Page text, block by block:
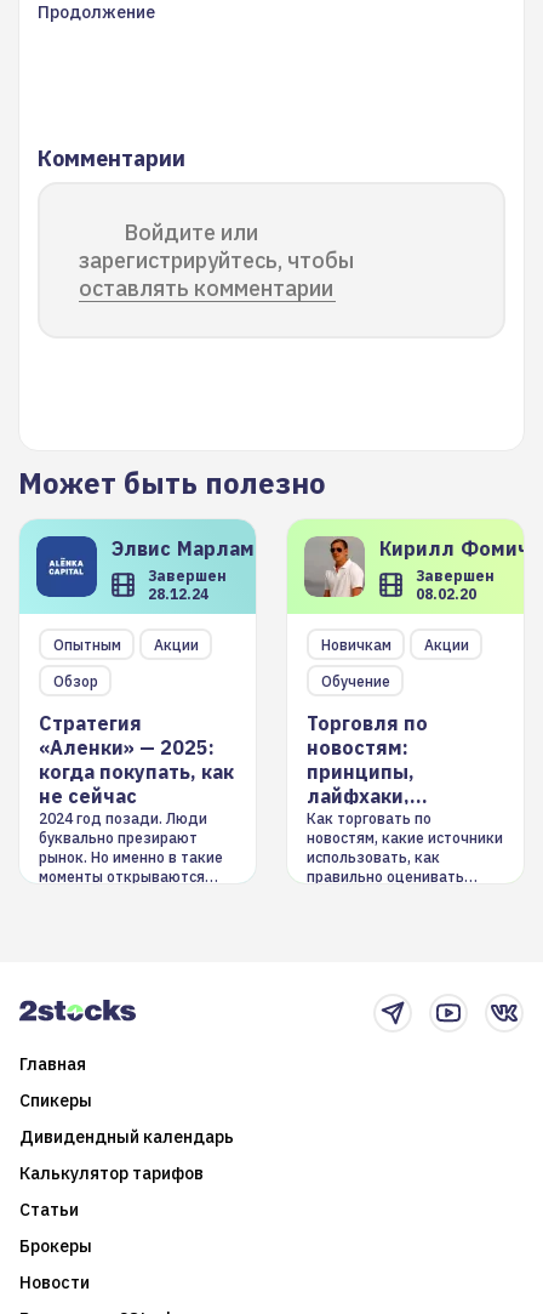
Продолжение
Комментарии
Войдите или
зарегистрируйтесь, чтобы
оставлять комментарии
Может быть полезно
Элвис Марламов
Завершен
28.12.24
Опытным
Акции
Обзор
Стратегия
«Аленки» — 2025:
когда покупать, как
не сейчас
2024 год позади. Люди
буквально презирают
рынок. Но именно в такие
моменты открываются
Кирилл
Завершен
08.02.20
Новичкам
Акции
Обучение
Торговля по
новостям:
принципы,
лайфхаки,
инструменты
Как торговать по
новостям, какие источники
использовать, как
правильно оценивать
Главная
Спикеры
Дивидендный календарь
Калькулятор тарифов
Статьи
Брокеры
Новости